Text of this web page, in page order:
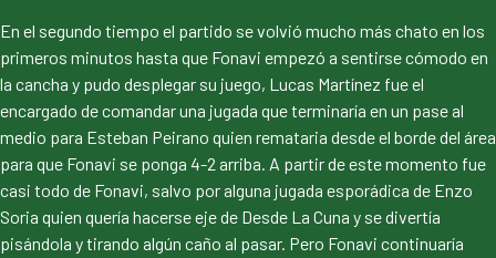
En el segundo tiempo el partido se volvió mucho más chato en los
primeros minutos hasta que Fonavi empezó a sentirse cómodo en
la cancha y pudo desplegar su juego, Lucas Martínez fue el
encargado de comandar una jugada que terminaría en un pase al
medio para Esteban Peirano quien remataria desde el borde del área
para que Fonavi se ponga 4-2 arriba. A partir de este momento fue
casi todo de Fonavi, salvo por alguna jugada esporádica de Enzo
Soria quien quería hacerse eje de Desde La Cuna y se divertía
pisándola y tirando algún caño al pasar. Pero Fonavi continuaría